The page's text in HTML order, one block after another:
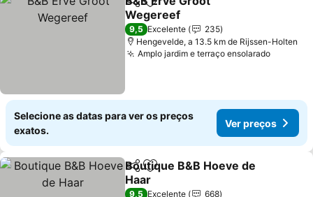
PartilharAdicionar aos favoritos
Wegereef
Ver preços
9,5 Excelente
235
Hengevelde, a 13.5 km de Rijssen-Holten
Amplo jardim e terraço ensolaradoVer
Selecione as datas para ver os preços
exatos.
Ver preços
PartilharAdicionar aos favoritos
Boutique B&B Hoeve de
Haar
Ver preços
9,5 Excelente
668